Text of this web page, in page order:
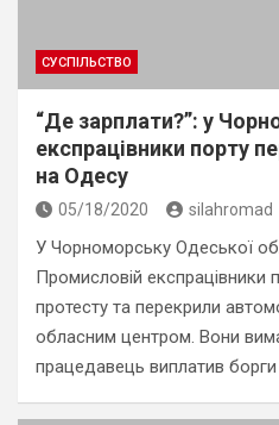
СУСПІЛЬСТВО
“Де зарплати?”: у
експрацівники порту
на Одесу
05/18/2020 silahromad
У Чорноморську Одеської
Промисловій експрацівники
протесту та перекрили
обласним центром. Вони
працедавець виплатив борги